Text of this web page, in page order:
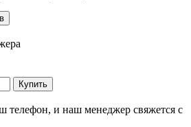
телефон, и наш менеджер свяжется с